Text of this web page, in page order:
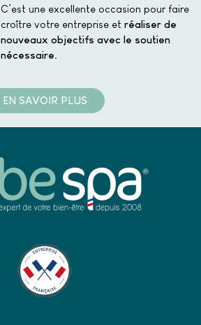
C’est une excellente occasion pour faire
croître votre entreprise etréaliser de
nouveaux objectifs avec le soutien
nécessaire.
EN SAVOIR PLUS